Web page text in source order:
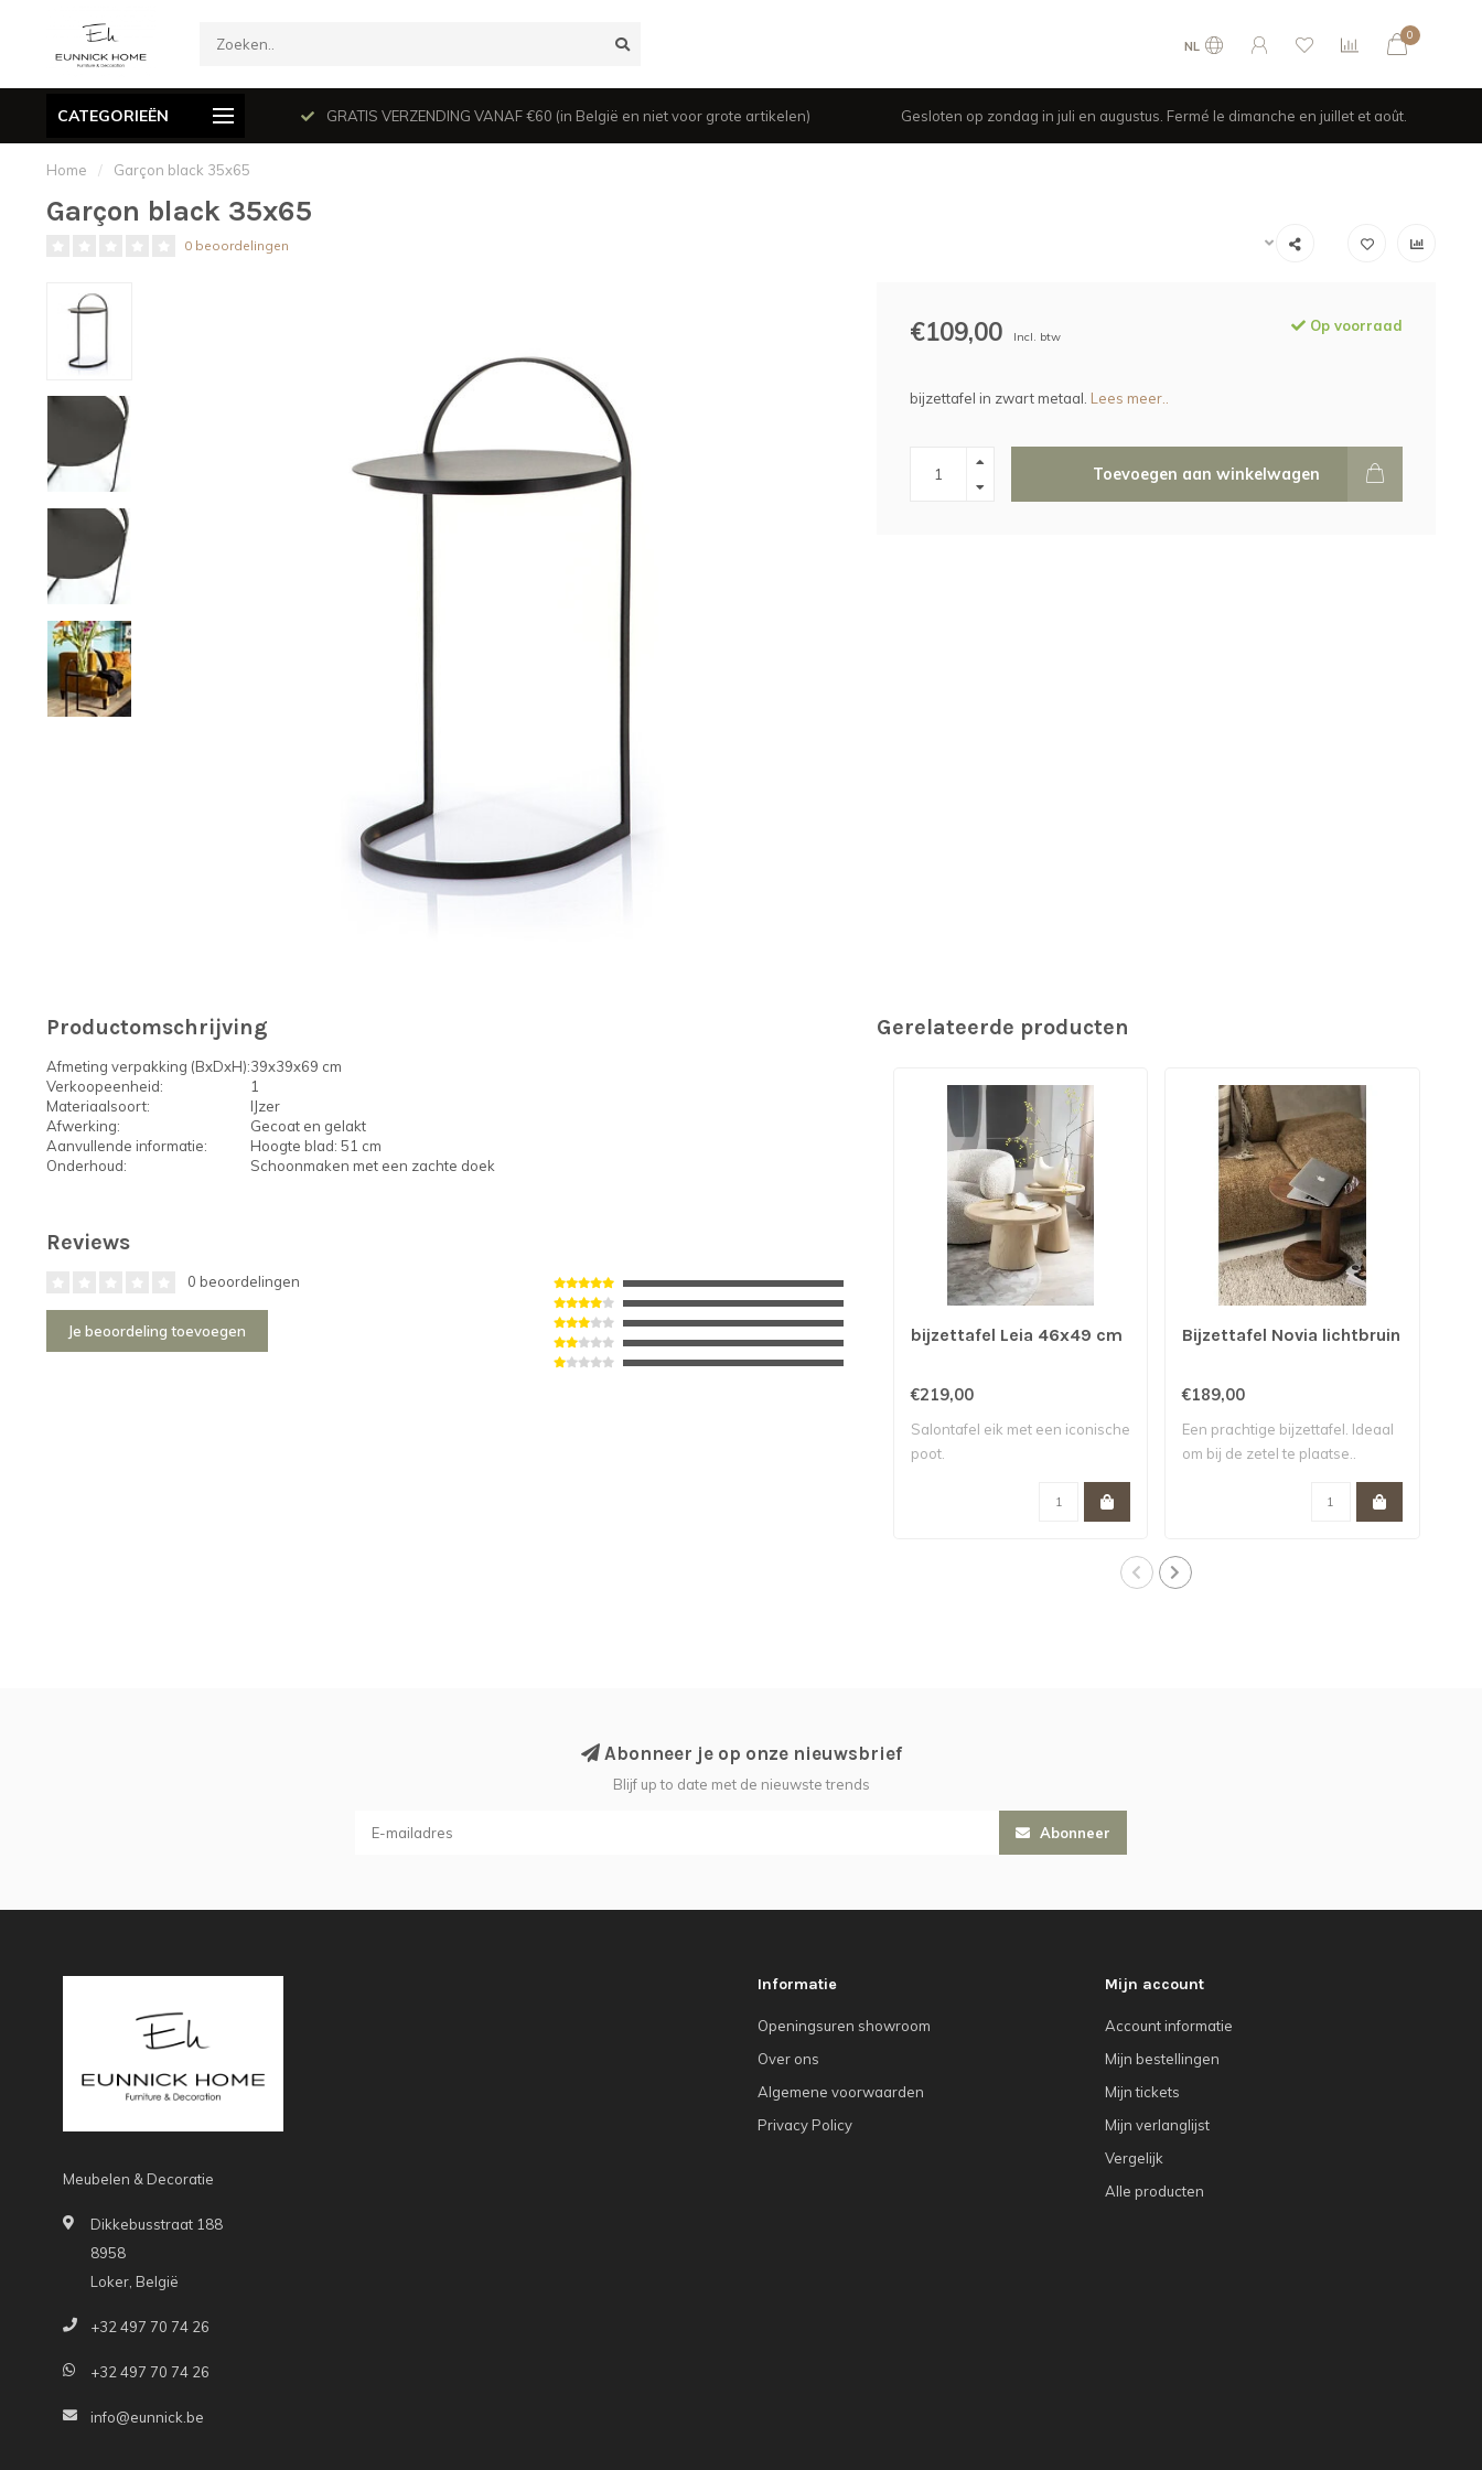
NL
0
CATEGORIEËN
le dimanche en juillet et août. GRATIS VERZENDING VANAF €60 (in België en niet voor grote artikelen) Gesloten op zondag in juli en augustus. Fermé le dimanche en juillet et août.
Home / Garçon black 35x65
Garçon black 35x65
0 beoordelingen
€109,00 Incl. btw
Op voorraad
bijzettafel in zwart metaal. Lees meer..
Toevoegen aan winkelwagen
Productomschrijving
Afmeting verpakking (BxDxH):39x39x69 cm
Verkoopeenheid:
1
Materiaalsoort:
IJzer
Afwerking:
Gecoat en gelakt
Aanvullende informatie:
Hoogte blad: 51 cm
Onderhoud:
Schoonmaken met een zachte doek
Reviews
0 beoordelingen
Je beoordeling toevoegen
Gerelateerde producten
bijzettafel Leia 46x49 cm
€219,00
Salontafel eik met een iconische
poot.
Bijzettafel Novia lichtbruin
€189,00
Een prachtige bijzettafel. Ideaal
om bij de zetel te plaatse..
Abonneer je op onze nieuwsbrief
Blijf up to date met de nieuwste trends
Abonneer
Meubelen & Decoratie
Dikkebusstraat 188
8958
Loker, België
+32 497 70 74 26
+32 497 70 74 26
info@eunnick.be
Informatie
Openingsuren showroom
Over ons
Algemene voorwaarden
Privacy Policy
Mijn account
Account informatie
Mijn bestellingen
Mijn tickets
Mijn verlanglijst
Vergelijk
Alle producten